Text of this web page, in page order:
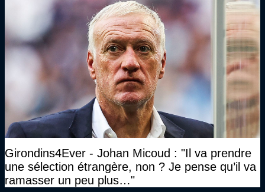
Girondins4Ever - Johan Micoud : "Il va prendre
une sélection étrangère, non ? Je pense qu’il va
ramasser un peu plus…"